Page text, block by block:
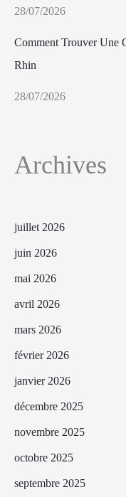
28/07/2026
Comment Trouver Une
Rhin
28/07/2026
Archives
juillet 2026
juin 2026
mai 2026
avril 2026
mars 2026
février 2026
janvier 2026
décembre 2025
novembre 2025
octobre 2025
septembre 2025